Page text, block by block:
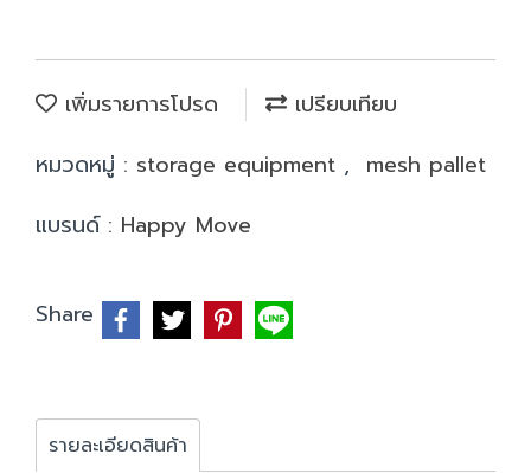
เพิ่มรายการโปรด
เปรียบเทียบ
หมวดหมู่ : storage equipment , mesh pallet
แบรนด์ : Happy Move
Share
รายละเอียดสินค้า